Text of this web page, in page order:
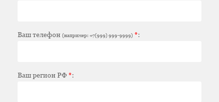
Ваш телефон (например: +7(999) 999-9999) *:
Ваш регион РФ*: